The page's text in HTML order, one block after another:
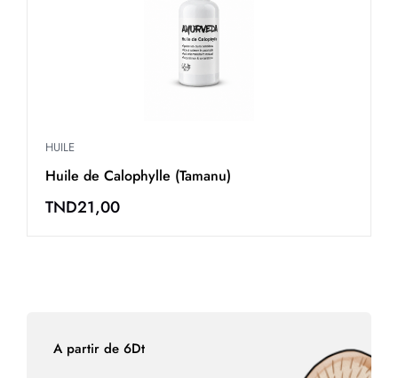
HUILE
Huile de moutarde
TND15,00
A partir de 6Dt